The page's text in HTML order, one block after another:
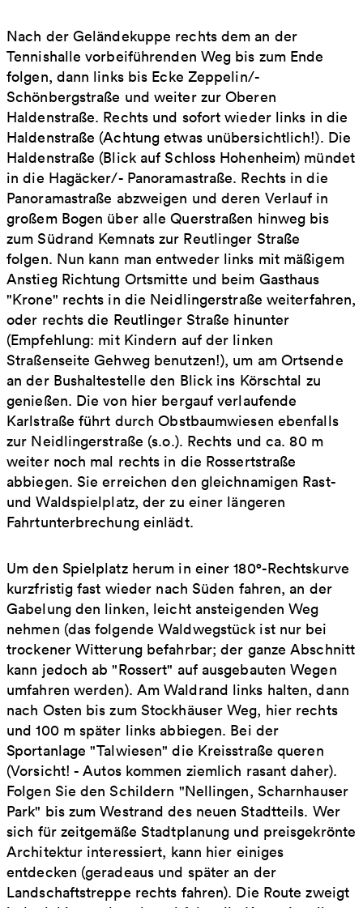
Nach der Geländekuppe rechts dem an der
Tennishalle vorbeiführenden Weg bis zum Ende
folgen, dann links bis Ecke Zeppelin/-
Schönbergstraße und weiter zur Oberen
Haldenstraße. Rechts und sofort wieder links in die
Haldenstraße (Achtung etwas unübersichtlich!). Die
Haldenstraße (Blick auf Schloss Hohenheim) mündet
in die Hagäcker/- Panoramastraße. Rechts in die
Panoramastraße abzweigen und deren Verlauf in
großem Bogen über alle Querstraßen hinweg bis
zum Südrand Kemnats zur Reutlinger Straße
folgen. Nun kann man entweder links mit mäßigem
Anstieg Richtung Ortsmitte und beim Gasthaus
"Krone" rechts in die Neidlingerstraße weiterfahren,
oder rechts die Reutlinger Straße hinunter
(Empfehlung: mit Kindern auf der linken
Straßenseite Gehweg benutzen!), um am Ortsende
an der Bushaltestelle den Blick ins Körschtal zu
genießen. Die von hier bergauf verlaufende
Karlstraße führt durch Obstbaumwiesen ebenfalls
zur Neidlingerstraße (s.o.). Rechts und ca. 80 m
weiter noch mal rechts in die Rossertstraße
abbiegen. Sie erreichen den gleichnamigen Rast-
und Waldspielplatz, der zu einer längeren
Fahrtunterbrechung einlädt.
Um den Spielplatz herum in einer 180°-Rechtskurve
kurzfristig fast wieder nach Süden fahren, an der
Gabelung den linken, leicht ansteigenden Weg
nehmen (das folgende Waldwegstück ist nur bei
trockener Witterung befahrbar; der ganze Abschnitt
kann jedoch ab "Rossert" auf ausgebauten Wegen
umfahren werden). Am Waldrand links halten, dann
nach Osten bis zum Stockhäuser Weg, hier rechts
und 100 m später links abbiegen. Bei der
Sportanlage "Talwiesen" die Kreisstraße queren
(Vorsicht! - Autos kommen ziemlich rasant daher).
Folgen Sie den Schildern "Nellingen, Scharnhauser
Park" bis zum Westrand des neuen Stadtteils. Wer
sich für zeitgemäße Stadtplanung und preisgekrönte
Architektur interessiert, kann hier einiges
entdecken (geradeaus und später an der
Landschaftstreppe rechts fahren). Die Route zweigt